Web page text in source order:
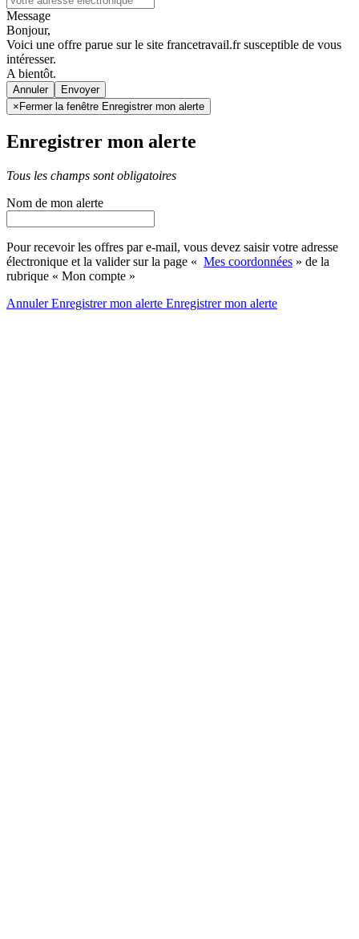
Message
Bonjour,
Voici une offre parue sur le site francetravail.fr susceptible de vous
intéresser.
A bientôt.
Annuler
× Fermer la fenêtre Enregistrer mon alerte
Enregistrer mon alerte
Tous les champs sont obligatoires
Nom de mon alerte
Pour recevoir les offres par e-mail, vous devez saisir votre adresse
électronique et la valider sur la page « Mes coordonnées » de la
rubrique « Mon compte »
AnnulerEnregistrer mon alerte Enregistrermon alerte